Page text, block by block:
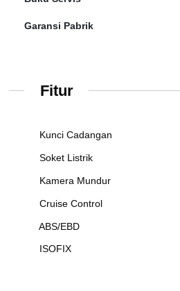
Garansi Pabrik
Fitur
Kunci Cadangan
Soket Listrik
Kamera Mundur
Cruise Control
ABS/EBD
ISOFIX